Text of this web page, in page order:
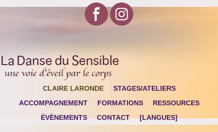
CLAIRE LARONDE
STAGES/ATELIERS
ACCOMPAGNEMENT
FORMATIONS
RESSOURCES
ÉVÈNEMENTS
CONTACT [LANGUES]